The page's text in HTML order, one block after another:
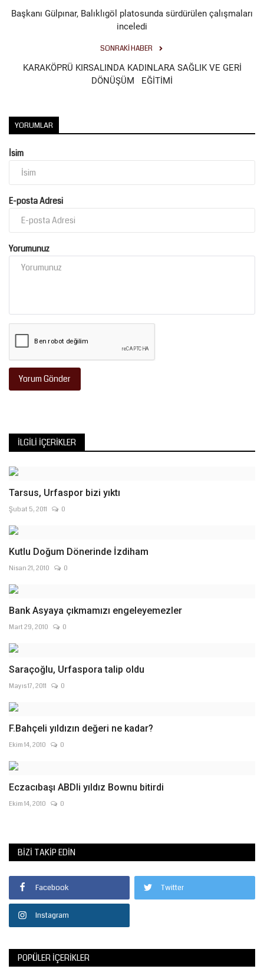
Başkanı Gülpınar, Balıklıgöl platosunda sürdürülen çalışmaları
inceledi
SONRAKI HABER
KARAKÖPRÜ KIRSALINDA KADINLARA SAĞLIK VE GERİ
DÖNÜŞÜM EĞİTİMİ
YORUMLAR
İsim
E-posta Adresi
Yorumunuz
Yorum Gönder
İLGILI İÇERIKLER
Tarsus, Urfaspor bizi yıktı
Şubat 5, 2011 0
Kutlu Doğum Dönerinde İzdiham
Nisan 21, 2010 0
Bank Asyaya çıkmamızı engeleyemezler
Mart 29, 2010 0
Saraçoğlu, Urfaspora talip oldu
Mayıs 17, 2011 0
F.Bahçeli yıldızın değeri ne kadar?
Ekim 14, 2010 0
Eczacıbaşı ABDli yıldız Bownu bitirdi
Ekim 14, 2010 0
BIZI TAKIP EDIN
Facebook Twitter
Instagram
POPÜLER İÇERIKLER